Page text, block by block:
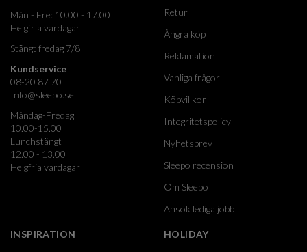
Mån - Fre: 10.00 - 17.00
Helgfria vardagar
Stängt fredag 7/8
Kundservice
08-20 87 70
Info@sleepo.se
Måndag-Fredag
10.00-15.00
Lunchstängt
12.00 - 13.00
Helgfria vardagar
Retur
Ångra köp
Reklamation
Vanliga frågor
Köpvillkor
Integritetspolicy
Nyhetsbrev
Sleepo recension
Om Sleepo
Ansök lediga jobb
INSPIRATION HOLIDAY